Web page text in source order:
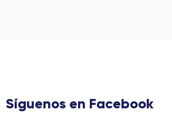
Síguenos en Facebook